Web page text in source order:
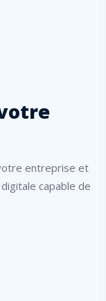
entreprise et
capable de